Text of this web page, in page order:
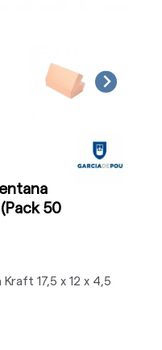
50
Kraft 17,5 x 12 x 4,5